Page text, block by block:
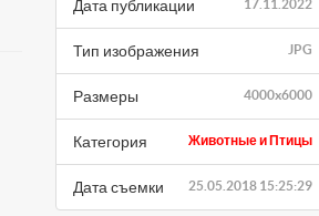
17.11.2022
Дата публикации
JPG
Тип изображения
4000x6000
Размеры
Животные и Птицы
Категория
25.05.2018 15:25:29
Дата съемки